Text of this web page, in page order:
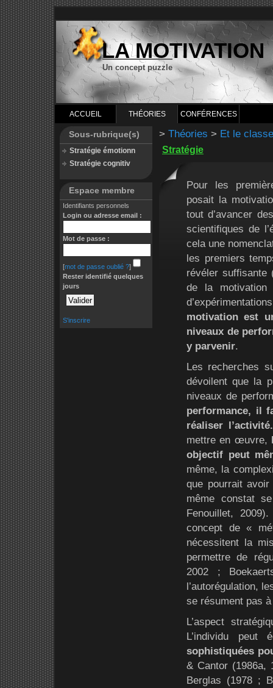
LA MOTIVATION
Un concept puzzle
ACCUEIL THÉORIES CONFÉRENCES
Sous-rubrique(s)
Stratégie émotionn
Stratégie cognitiv
Espace membre
Identifiants personnels
Login ou adresse email :
Mot de passe :
[mot de passe oublié ?]
Rester identifié quelques
jours
S'inscrire
> Théories > Et le
Stratégie
Pour les
posait la
tout d’avancer
scientifiques de
cela une
les premiers
révéler suffisante
de la
motivation est
niveaux de
y parvenir.
Les recherches
dévoilent que la
niveaux de
performance, il
réaliser
mettre en œuvre,
objectif peut
même, la
que pourrait
même constat
Fenouillet,
concept de «
nécessitent la
permettre de
2002 ;
l’autorégulation,
se résument pas
L’aspect
L’individu peut
sophistiquées
& Cantor (1986a,
Berglas (1978 ;